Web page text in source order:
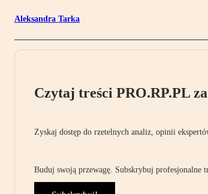
Aleksandra Tarka
Czytaj treści PRO.RP.PL za
Zyskaj dostęp do rzetelnych analiz, opinii
Buduj swoją przewagę. Subskrybuj profesjonalne